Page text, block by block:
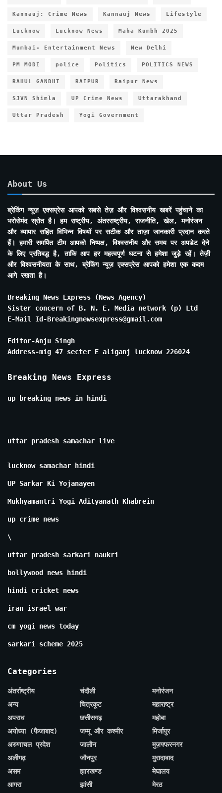
Kannauj: Crime News Kannauj News Lifestyle
Lucknow Lucknow News Maha Kumbh 2025
Mumbai- Entertainment News New Delhi
PM MODI police Politics POLITICS NEWS
RAHUL GANDHI RAIPUR Raipur News
SJVN Shimla UP Crime News Uttarakhand
Uttar Pradesh Yogi Government
About Us
ब्रेकिंग न्यूज़ एक्सप्रेस आपको सबसे तेज़ और विश्वसनीय खबरें पहुंचाने का
भरोसेमंद स्रोत है। हम राष्ट्रीय, अंतरराष्ट्रीय, राजनीति, खेल, मनोरंजन
और व्यापार सहित विभिन्न विषयों पर सटीक और ताज़ा जानकारी प्रदान करते
हैं। हमारी समर्पित टीम आपको निष्पक्ष, विश्वसनीय और समय पर अपडेट देने
के लिए प्रतिबद्ध है, ताकि आप हर महत्वपूर्ण घटना से हमेशा जुड़े रहें। तेज़ी
और विश्वसनीयता के साथ, ब्रेकिंग न्यूज़ एक्सप्रेस आपको हमेशा एक कदम
आगे रखता है।
Breaking News Express (News Agency)
Sister concern of B. N. E. Media network (p) Ltd
E-Mail Id-Breakingnewsexpress@gmail.com
Editor-Anju Singh
Address-mig 47 secter E aliganj lucknow 226024
Breaking News Express
up breaking news in hindi
uttar pradesh samachar live
lucknow samachar hindi
UP Sarkar Ki Yojanayen
Mukhyamantri Yogi Adityanath Khabrein
up crime news
\
uttar pradesh sarkari naukri
bollywood news hindi
hindi cricket news
iran israel war
cm yogi news today
sarkari scheme 2025
Categories
अंतर्राष्ट्रीय
अन्य
अपराध
अयोध्या (फैजाबाद)
अरुणाचल प्रदेश
अलीगढ़
असम
आगरा
चंदौली
चित्रकूट
छत्तीसगढ़
जम्मू और कश्मीर
जालौन
जौनपुर
झारखण्ड
झांसी
मनोरंजन
महाराष्ट्र
महोबा
मिर्जापुर
मुज़फ्फरनगर
मुरादाबाद
मेघालय
मेरठ